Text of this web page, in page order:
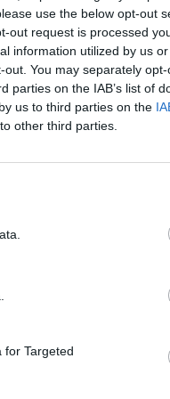
use the below opt-out
out request is processed
information utilized by us
You may separately
parties on the IAB’s list of
us to third parties on the
other third parties.
for Targeted
di
una
brand